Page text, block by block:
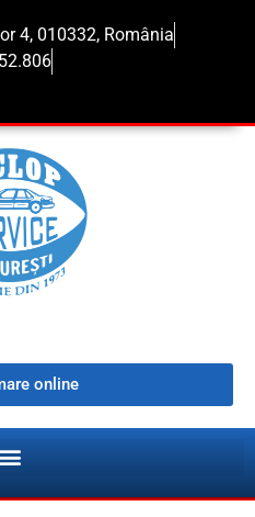
4, 010332, România
online